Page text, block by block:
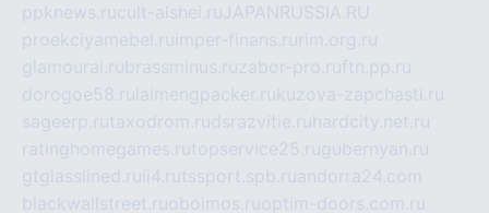
ppknews.rucult-alshei.ruJAPANRUSSIA.RU
proekciyamebel.ru imper-finans.ru rim.org.ru
glamourai.rubrassminus.ruzabor-pro.ruftn.pp.ru
dorogoe58.ru laimengpacker.rukuzova-zapchasti.ru
sageerp.rutaxodrom.rudsrazvitie.ru hardcity.net.ru
ratinghomegames.rutopservice25.rugubernyan.ru
gtglasslined.ru ii4.rutssport.spb.ruandorra24.com
blackwallstreet.ruoboimos.ruoptim-doors.com.ru